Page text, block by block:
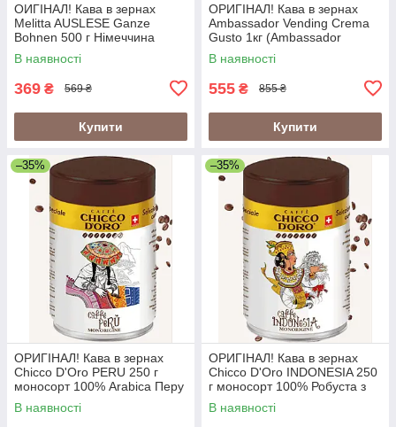
ОИГІНАЛ! Кава в зернах
Melitta AUSLESE Ganze
Bohnen 500 г Німеччина
В наявності
369 ₴ 569 ₴
Купити
ОРИГІНАЛ! Кава в зернах
Ambassador Vending Crema
Gusto 1кг (Ambassador
Crema Gusto Vending)
В наявності
555 ₴ 855 ₴
Купити
–35%
ОРИГІНАЛ! Кава в зернах
Chicco D'Oro PERU 250 г
моносорт 100% Arabica Перу
у металевій банці
(Швейцарія)
В наявності
–35%
ОРИГІНАЛ! Кава в зернах
Chicco D'Oro INDONESIA 250
г моносорт 100% Робуста з
вулканічних ґрунтів Індонезії
у банці (Швейцарія)
В наявності